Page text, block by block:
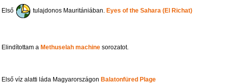
Első tulajdonos Mauritániában. Eyes of the Sahara (El Richat)
Elindítottam a Methuselah machine sorozatot.
Első víz alatti láda Magyarországon Balatonfüred Plage